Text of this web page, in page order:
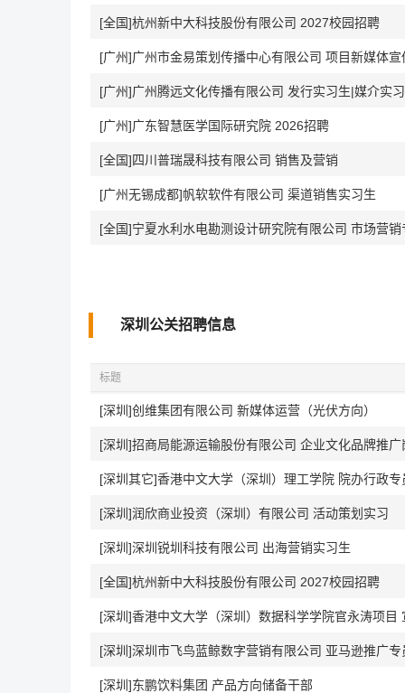
[全国]杭州新中大科技股份有限公司 2027校园招聘
[广州]广州市金易策划传播中心有限公司 项目新媒体
[广州]广州腾远文化传播有限公司 发行实习生|媒介实
[广州]广东智慧医学国际研究院 2026招聘
[全国]四川普瑞晟科技有限公司 销售及营销
[广州无锡成都]帆软软件有限公司 渠道销售实习生
[全国]宁夏水利水电勘测设计研究院有限公司 市场营销
深圳公关招聘信息
标题
[深圳]创维集团有限公司 新媒体运营（光伏方向）
[深圳]招商局能源运输股份有限公司 企业文化品牌推广
[深圳其它]香港中文大学（深圳）理工学院 院办行政专
[深圳]润欣商业投资（深圳）有限公司 活动策划实习
[深圳]深圳锐圳科技有限公司 出海营销实习生
[全国]杭州新中大科技股份有限公司 2027校园招聘
[深圳]香港中文大学（深圳）数据科学学院官永涛项目
[深圳]深圳市飞鸟蓝鲸数字营销有限公司 亚马逊推广专
[深圳]东鹏饮料集团 产品方向储备干部